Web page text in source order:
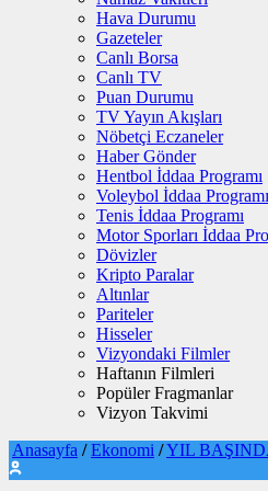
Hava Durumu
Gazeteler
Canlı Borsa
Canlı TV
Puan Durumu
TV Yayın Akışları
Nöbetçi Eczaneler
Haber Gönder
Hentbol İddaa Programı
Voleybol İddaa Programı
Tenis İddaa Programı
Motor Sporları İddaa
Dövizler
Kripto Paralar
Altınlar
Pariteler
Hisseler
Vizyondaki Filmler
Haftanın Filmleri
Popüler Fragmanlar
Vizyon Takvimi
Anasayfa / Ekonomi /YIL